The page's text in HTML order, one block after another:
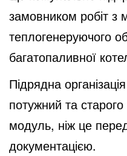
замовником робіт з
теплогенеруючого
багатопаливної
Підрядна
потужний та
модуль, ніж це
документацією.